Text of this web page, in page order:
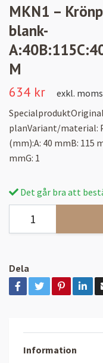
MKN1 –
blank-
M
634 kr
exkl. moms
planVariant/material:
(mm):A: 40 mmB: 115
mmG: 1
Det går bra att
Dela
Information